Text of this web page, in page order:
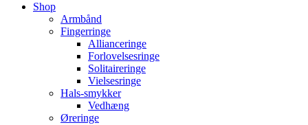
Shop
Armbånd
Fingerringe
Allianceringe
Forlovelsesringe
Solitaireringe
Vielsesringe
Hals-smykker
Vedhæng
Øreringe